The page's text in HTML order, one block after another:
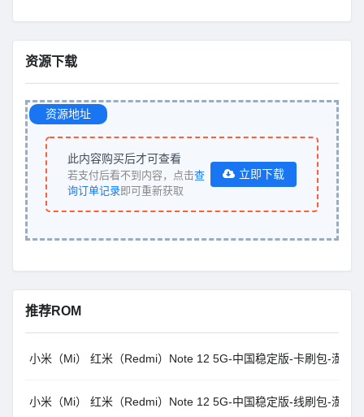
资源下载
资源地址
此内容购买后才可查看
若支付后看不到内容，点击查
询订单记录即可重新获取
立即下载
推荐ROM
小米（Mi） 红米（Redmi）Note 12 5G-中国稳定版-卡刷包-澎湃
小米（Mi） 红米（Redmi）Note 12 5G-中国稳定版-线刷包-澎湃